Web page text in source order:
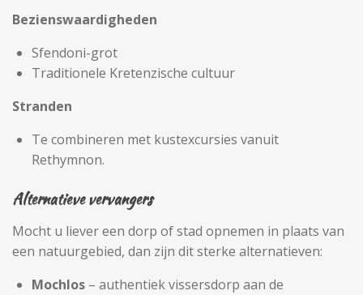
Bezienswaardigheden
Sfendoni-grot
Traditionele Kretenzische cultuur
Stranden
Te combineren met kustexcursies vanuit
Rethymnon.
Alternatieve vervangers
Mocht u liever een dorp of stad opnemen in plaats van
een natuurgebied, dan zijn dit sterke alternatieven:
Mochlos – authentiek vissersdorp aan de